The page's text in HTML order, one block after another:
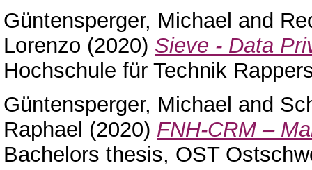
Güntensperger, Michael and
Lorenzo (2020) Sieve - Data
Hochschule für Technik
Güntensperger, Michael and
Raphael (2020) FNH-CRM –
Bachelors thesis, OST